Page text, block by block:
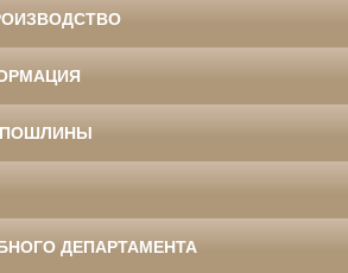
ДЕПАРТАМЕНТА